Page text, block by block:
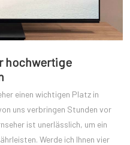
hochwertige
einen wichtigen Platz in
uns verbringen Stunden vor
ist unerlässlich, um ein
Werde ich Ihnen vier